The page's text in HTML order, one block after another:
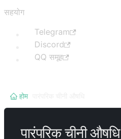
सहयोग
Telegram
Discord
QQ समूह
होम
पारंपरिक चीनी औषधि